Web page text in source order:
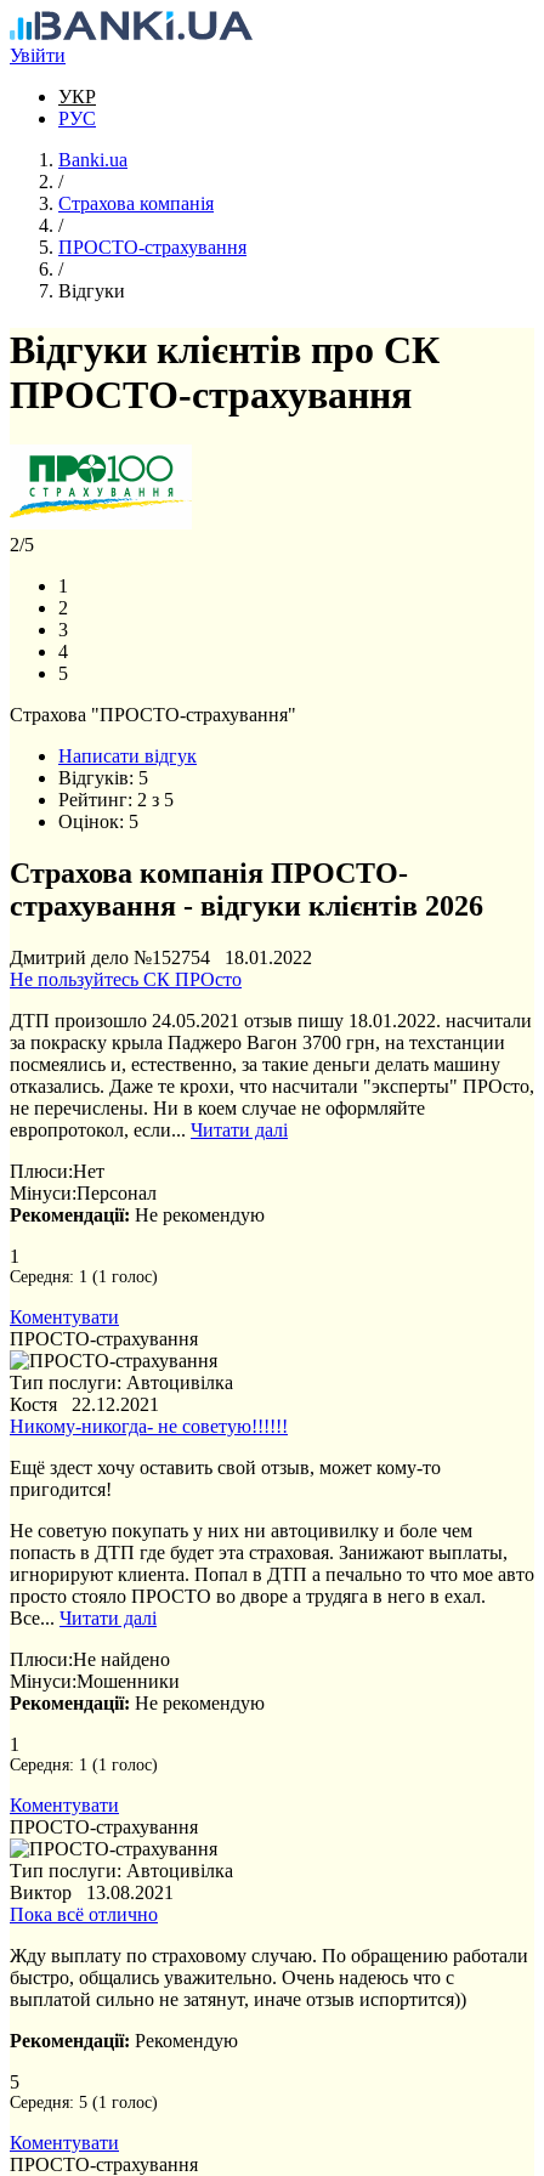
Перейти до основного вмісту
Увійти
УКР
РУС
Banki.ua
/
Страхова компанія
/
ПРОСТО-страхування
/
Відгуки
Відгуки клієнтів про СК
ПРОСТО-страхування
2/5
1
2
3
4
5
Страхова "ПРОСТО-страхування"
Написати відгук
Відгуків: 5
Рейтинг: 2 з 5
Оцінок: 5
Страхова компанія ПРОСТО-
страхування - відгуки клієнтів 2026
Дмитрий дело №152754 18.01.2022
Не пользуйтесь СК ПРОсто
ДТП произошло 24.05.2021 отзыв пишу 18.01.2022. насчитали
за покраску крыла Паджеро Вагон 3700 грн, на техстанции
посмеялись и, естественно, за такие деньги делать машину
отказались. Даже те крохи, что насчитали "эксперты" ПРОсто,
не перечислены. Ни в коем случае не оформляйте
европротокол, если... Читати далі
Плюси:Нет
Мінуси:Персонал
Рекомендації: Не рекомендую
1
Середня: 1 (1 голос)
Коментувати
ПРОСТО-страхування
Тип послуги: Автоцивілка
Костя 22.12.2021
Никому-никогда- не советую!!!!!!
Ещё здест хочу оставить свой отзыв, может кому-то
пригодится!
Не советую покупать у них ни автоцивилку и боле чем
попасть в ДТП где будет эта страховая. Занижают выплаты,
игнорируют клиента. Попал в ДТП а печально то что мое авто
просто стояло ПРОСТО во дворе а трудяга в него в ехал.
Все... Читати далі
Плюси:Не найдено
Мінуси:Мошенники
Рекомендації: Не рекомендую
1
Середня: 1 (1 голос)
Коментувати
ПРОСТО-страхування
Тип послуги: Автоцивілка
Виктор 13.08.2021
Пока всё отлично
Жду выплату по страховому случаю. По обращению работали
быстро, общались уважительно. Очень надеюсь что с
выплатой сильно не затянут, иначе отзыв испортится))
Рекомендації: Рекомендую
5
Середня: 5 (1 голос)
Коментувати
ПРОСТО-страхування